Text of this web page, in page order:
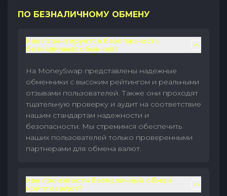
ПО БЕЗНАЛИЧНОМУ ОБМЕНУ
Как гарантируется безопасность
безналичных обменов?
На MoneySwap представлены надежные
обменники с высоким рейтингом и реальными
отзывами пользователей. Также они проходят
тщательную проверку и аудит на соответствие
нашим стандартам надежности и
безопасности. Мы стремимся обеспечить
наших пользователей только проверенными
партнерами для обмена валют.
Как произвести безналичный обмен
криптовалют?